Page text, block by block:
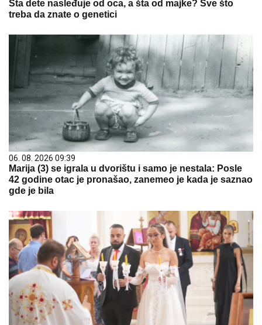
Šta dete nasleđuje od oca, a šta od majke? Sve što
treba da znate o genetici
06. 08. 2026 09:39
Marija (3) se igrala u dvorištu i samo je nestala: Posle
42 godine otac je pronašao, zanemeo je kada je saznao
gde je bila